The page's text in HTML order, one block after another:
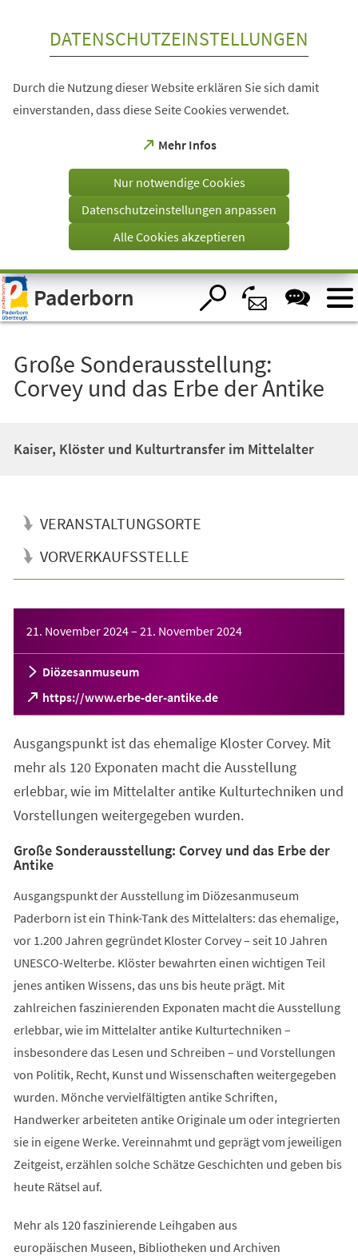
Visuelle
Assistenzsoftware
öffnen.
DATENSCHUTZEINSTELLUNGEN
Durch die Nutzung dieser Website erklären Sie sich damit
einverstanden, dass diese Seite Cookies verwendet.
Mehr Infos
(Öffnet
einem
Tab)
Nur notwendige Cookies
Datenschutzeinstellungen anpassen
Alle Cookies akzeptieren
Paderborn
Große Sonderausstellung:
Corvey und das Erbe der Antike
Kaiser, Klöster und Kulturtransfer im Mittelalter
VERANSTALTUNGSORTE
VORVERKAUFSSTELLE
21. November 2024– 21. November 2024
Diözesanmuseum
https://www.erbe-der-antike.de
(Öffnet
in
neuen
Tab)
Ausgangspunkt ist das ehemalige Kloster Corvey. Mit
mehr als 120 Exponaten macht die Ausstellung
erlebbar, wie im Mittelalter antike Kulturtechniken und
Vorstellungen weitergegeben wurden.
Große Sonderausstellung: Corvey und das Erbe der
Antike
Ausgangspunkt der Ausstellung im Diözesanmuseum
Paderborn ist ein Think-Tank des Mittelalters: das ehemalige,
vor 1.200 Jahren gegründet Kloster Corvey – seit 10 Jahren
UNESCO-Welterbe. Klöster bewahrten einen wichtigen Teil
jenes antiken Wissens, das uns bis heute prägt. Mit
zahlreichen faszinierenden Exponaten macht die Ausstellung
erlebbar, wie im Mittelalter antike Kulturtechniken –
insbesondere das Lesen und Schreiben – und Vorstellungen
von Politik, Recht, Kunst und Wissenschaften weitergegeben
wurden. Mönche vervielfältigten antike Schriften,
Handwerker arbeiteten antike Originale um oder integrierten
sie in eigene Werke. Vereinnahmt und geprägt vom jeweiligen
Zeitgeist, erzählen solche Schätze Geschichten und geben bis
heute Rätsel auf.
Mehr als 120 faszinierende Leihgaben aus
europäischen Museen, Bibliotheken und Archiven